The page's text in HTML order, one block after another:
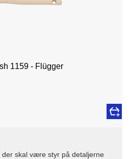
1159 - Flügger
der skal være styr på detaljerne